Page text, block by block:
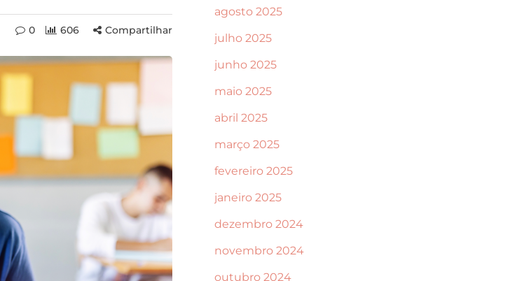
0 606 Compartilhar
agosto 2025
julho 2025
junho 2025
maio 2025
abril 2025
março 2025
fevereiro 2025
janeiro 2025
dezembro 2024
novembro 2024
outubro 2024